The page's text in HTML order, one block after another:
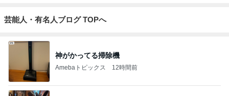
芸能人・有名人ブログ TOPへ
神がかってる掃除機
Amebaトピックス 12時間前